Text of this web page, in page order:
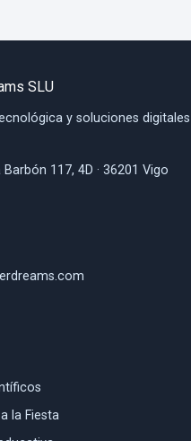
SLU
y soluciones
117, 4D · 36201 Vigo
la Fiesta